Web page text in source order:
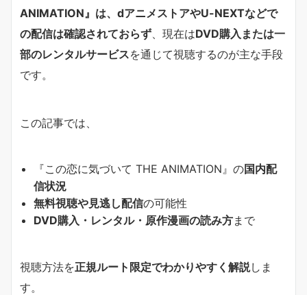
ANIMATION』は、dアニメストアやU-NEXTなどで
の配信は確認されておらず 、現在はDVD購入または一
部のレンタルサービスを通じて視聴するのが主な手段
です。
この記事では、
『この恋に気づいて THE ANIMATION』の国内配
信状況
無料視聴や見逃し配信の可能性
DVD購入・レンタル・原作漫画の読み方まで
視聴方法を正規ルート限定でわかりやすく解説しま
す。